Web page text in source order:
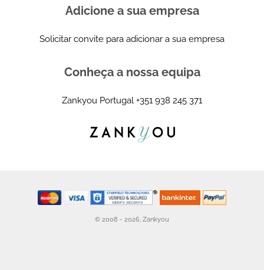
Adicione a sua empresa
Solicitar convite para adicionar a sua empresa
Conheça a nossa equipa
Zankyou Portugal +351 938 245 371
© 2008 - 2026, Zankyou